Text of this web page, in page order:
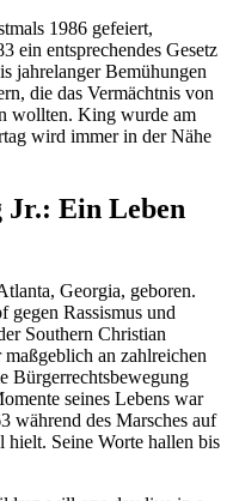
1986 gefeiert,
ein entsprechendes Gesetz
jahrelanger Bemühungen
die das Vermächtnis von
wollten. King wurde am
wird immer in der Nähe
Ein Leben
Georgia, geboren.
gegen Rassismus und
Southern Christian
an zahlreichen
Bürgerrechtsbewegung
seines Lebens war
während des Marsches auf
Seine Worte hallen bis